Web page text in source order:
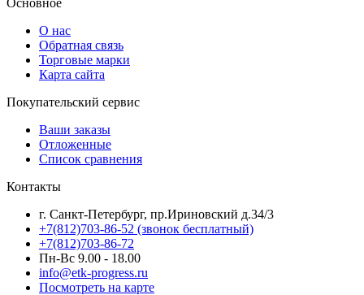
Основное
О нас
Обратная связь
Торговые марки
Карта сайта
Покупательский сервис
Ваши заказы
Отложенные
Список сравнения
Контакты
г. Санкт-Петербург, пр.Ириновский д.34/3
+7(812)703-86-52 (звонок бесплатный)
+7(812)703-86-72
Пн-Вс 9.00 - 18.00
info@etk-progress.ru
Посмотреть на карте